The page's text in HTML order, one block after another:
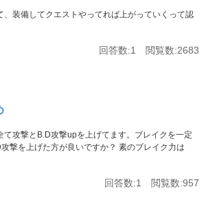
、装備してクエストやってれば上がっていくって認
回答数:1 閲覧数:2683
て攻撃とB.D攻撃upを上げてます。ブレイクを一定
撃を上げた方が良いですか？ 素のブレイク力は
回答数:1 閲覧数:957